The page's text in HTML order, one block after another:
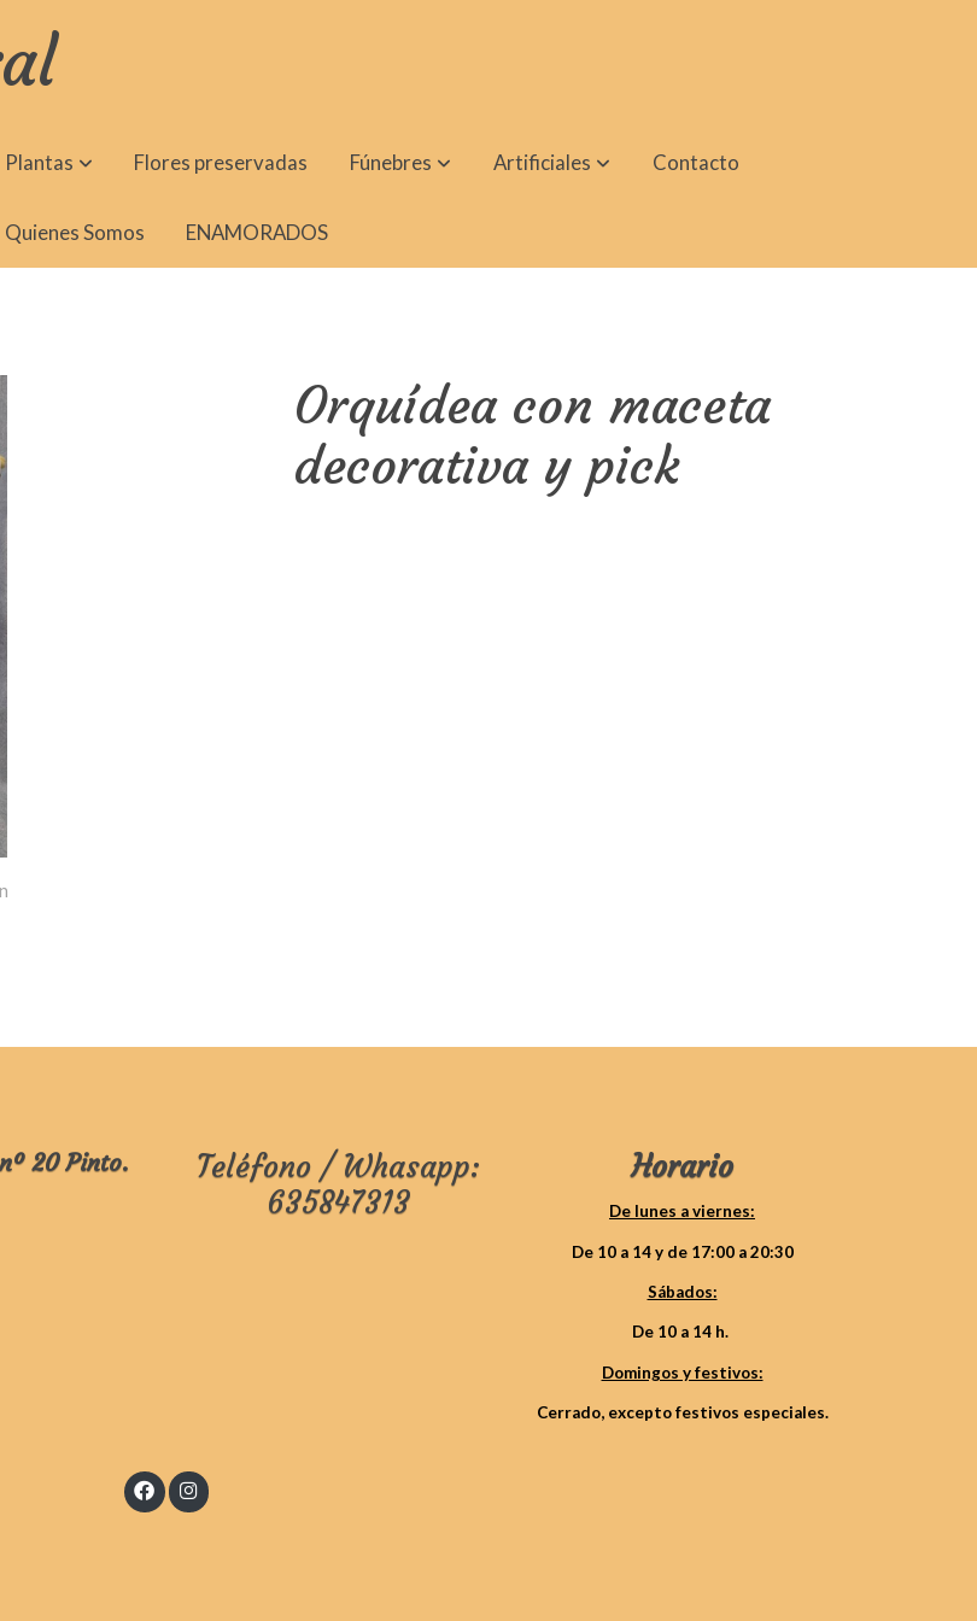
Plantas Flores preservadas Fúnebres Artificiales Contacto
Quienes Somos ENAMORADOS
Orquídea con maceta
decorativa y pick
20 Pinto.
Teléfono / Whasapp:
635847313
Horario
De lunes a viernes:
De 10 a 14 y de 17:00 a 20:30
Sábados:
De 10 a 14 h.
Domingos y festivos:
Cerrado, excepto festivos especiales.